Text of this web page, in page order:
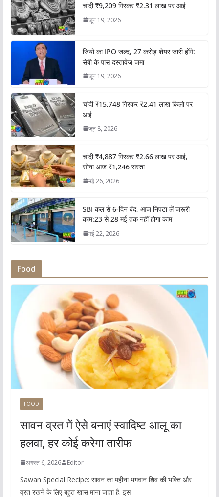
चांदी ₹9,209 गिरकर ₹2.31 लाख पर आई
जून 19, 2026
जियो का IPO जल्द, 27 करोड़ शेयर जारी होंगे:
सेबी के पास दस्तावेज जमा
जून 19, 2026
चांदी ₹15,748 गिरकर ₹2.41 लाख किलो पर
आई
जून 8, 2026
चांदी ₹4,887 गिरकर ₹2.66 लाख पर आई,
सोना आज ₹1,246 सस्ता
मई 26, 2026
SBI कल से 6-दिन बंद, आज निपटा लें जरूरी
काम:23 से 28 मई तक नहीं होगा काम
मई 22, 2026
Food
FOOD
सावन व्रत में ऐसे बनाएं स्वादिष्ट आलू का
हलवा, हर कोई करेगा तारीफ
अगस्त 6, 2026 Editor
Sawan Special Recipe: सावन का महीना भगवान शिव की भक्ति और
व्रत रखने के लिए बहुत खास माना जाता है. इस